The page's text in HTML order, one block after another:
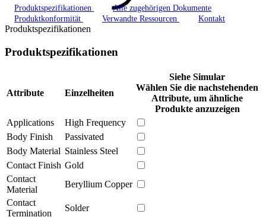
Produktspezifikationen
Alle zugehörigen Dokumente
Produktkonformität
Verwandte Ressourcen Kontakt
Produktspezifikationen
Produktspezifikationen
Attribute Einzelheiten
Siehe Simular
Wählen Sie die nachstehenden
Attribute, um ähnliche
Produkte anzuzeigen
Applications
High Frequency
Body Finish
Passivated
Body Material Stainless Steel
Contact Finish Gold
Contact
Material
Beryllium Copper
Contact
Termination
Solder